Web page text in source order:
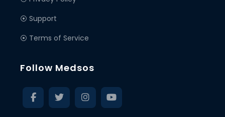
⦿ Support
⦿ Terms of Service
Follow Medsos